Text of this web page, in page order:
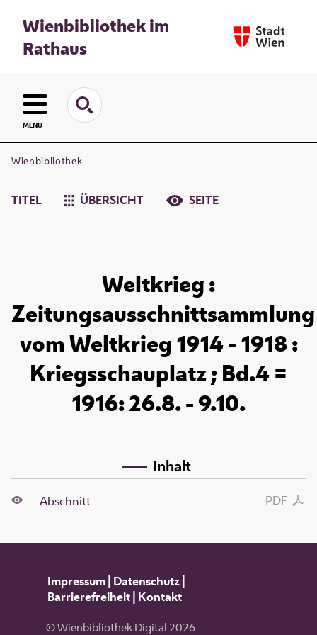
Wienbibliothek im
Rathaus
MENU
Wienbibliothek
TITEL ÜBERSICHT SEITE
Weltkrieg :
Zeitungsausschnittsammlung
vom Weltkrieg 1914 - 1918 :
Kriegsschauplatz ; Bd.4 =
1916: 26.8. - 9.10.
Inhalt
PDF
Abschnitt
Impressum| Datenschutz|
Barrierefreiheit| Kontakt
© Wienbibliothek Digital 2026